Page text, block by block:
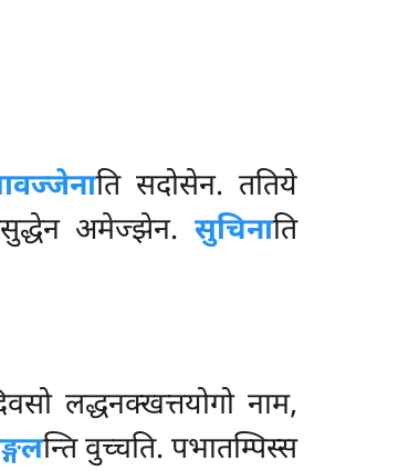
ति सदोसेन. ततिये
अमेज्झेन.सुचिनाति
लद्धनक्खत्तयोगो नाम,
न्ति वुच्चति. पभातम्पिस्स